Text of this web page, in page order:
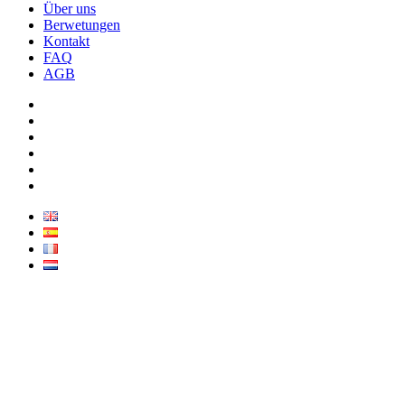
Über uns
Berwetungen
Kontakt
FAQ
AGB